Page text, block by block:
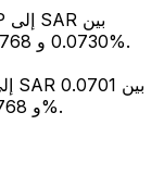
0.0730 و 0.0768. كان المتوسط 0.0743 مع تقلبات 0.63%.
و 0.0768. كان المتوسط 0.0733 مع تقلبات 0.51%.